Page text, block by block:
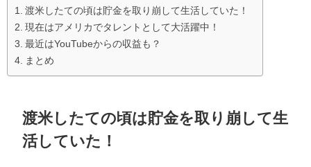
渡米したての頃は貯金を取り崩して生活していた！
現在はアメリカでタレントとして大活躍中！
最近はYouTubeからの収益も？
まとめ
渡米したての頃は貯金を取り崩して生
活していた！